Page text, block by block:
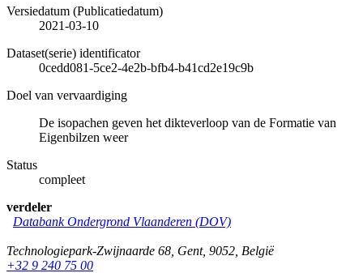
Versiedatum (Publicatiedatum)
2021-03-10
Dataset(serie) identificator
0cedd081-5ce2-4e2b-bfb4-b41cd2e19c9b
Doel van vervaardiging
De isopachen geven het dikteverloop van de Formatie van
Eigenbilzen weer
Status
compleet
verdeler
Databank Ondergrond Vlaanderen (DOV)
Technologiepark-Zwijnaarde 68 Gent, 9052 België
+32 9 240 75 00